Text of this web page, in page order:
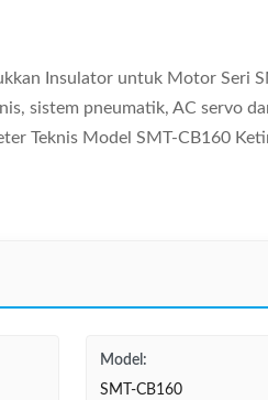
Insulator untuk Motor Seri
sistem pneumatik, AC servo
Teknis Model SMT-CB160
Model:
SMT-CB160